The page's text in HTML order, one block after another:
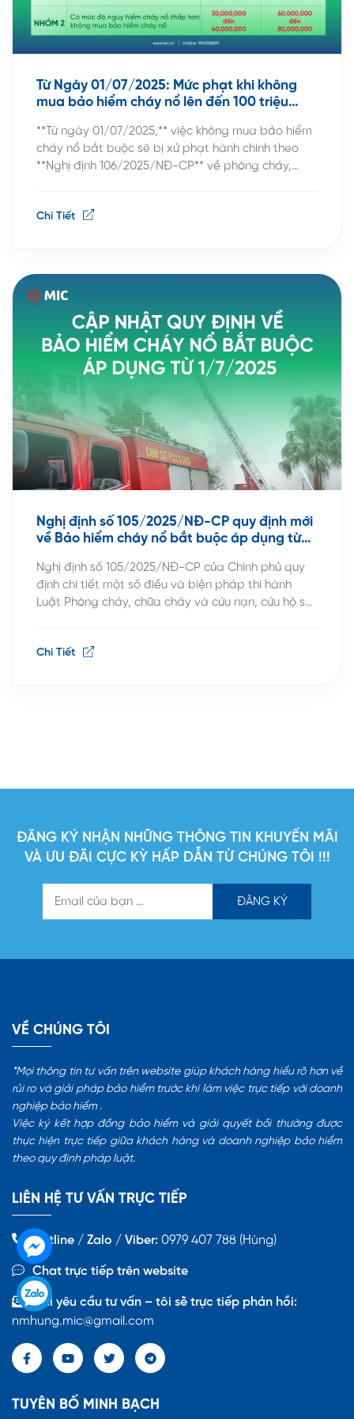
Từ Ngày 01/07/2025: Mức phạt khi không
mua bảo hiểm cháy nổ lên đến 100 triệu
**Từ ngày 01/07/2025,** việc không mua bảo hiểm
cháy nổ bắt buộc sẽ bị xử phạt hành chính theo
**Nghị định 106/2025/NĐ-CP** về phòng cháy,
lưu ý để tránh những rủi ro pháp lý […]
Chi Tiết
Nghị định số 105/2025/NĐ-CP quy định mới
về Bảo hiểm cháy nổ bắt buộc áp dụng từ
Nghị định số 105/2025/NĐ-CP của Chính phủ quy
định chi tiết một số điều và biện pháp thi hành
Luật Phòng cháy, chữa cháy và cứu nạn, cứu hộ sẽ
hiểm cháy nổ, […]
Chi Tiết
ĐĂNG KÝ NHẬN NHỮNG THÔNG TIN KHUYẾN MÃI
VÀ ƯU ĐÃI CỰC KỲ HẤP DẪN TỪ CHÚNG TÔI !!!
VỀ CHÚNG TÔI
*Mọi thông tin tư vấn trên website giúp khách hàng hiểu rõ hơn về
rủi ro và giải pháp bảo hiểm trước khi làm việc trực tiếp với doanh
nghiệp bảo hiểm .
Việc ký kết hợp đồng bảo hiểm và giải quyết bồi thường được
thực hiện trực tiếp giữa khách hàng và doanh nghiệp bảo hiểm
theo quy định pháp luật.
LIÊN HỆ TƯ VẤN TRỰC TIẾP
Hotline / Zalo / Viber: 0979 407 788 (Hùng)
Chat trực tiếp trên website
Gửi yêu cầu tư vấn – tôi sẽ trực tiếp phản hồi:
nmhung.mic@gmail.com
TUYÊN BỐ MINH BẠCH